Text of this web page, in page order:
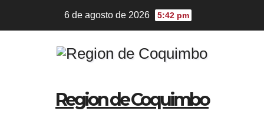
6 de agosto de 2026 5:42 pm
Region de Coquimbo